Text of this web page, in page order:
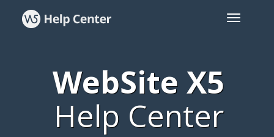
WebSite X5
Help Center